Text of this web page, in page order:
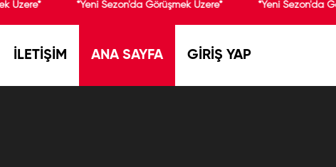
Üzere* *Yeni Sezon'da Görüşmek Üzere* *Yeni Sezon'da
İLETİŞİM ANA SAYFA GİRİŞ YAP